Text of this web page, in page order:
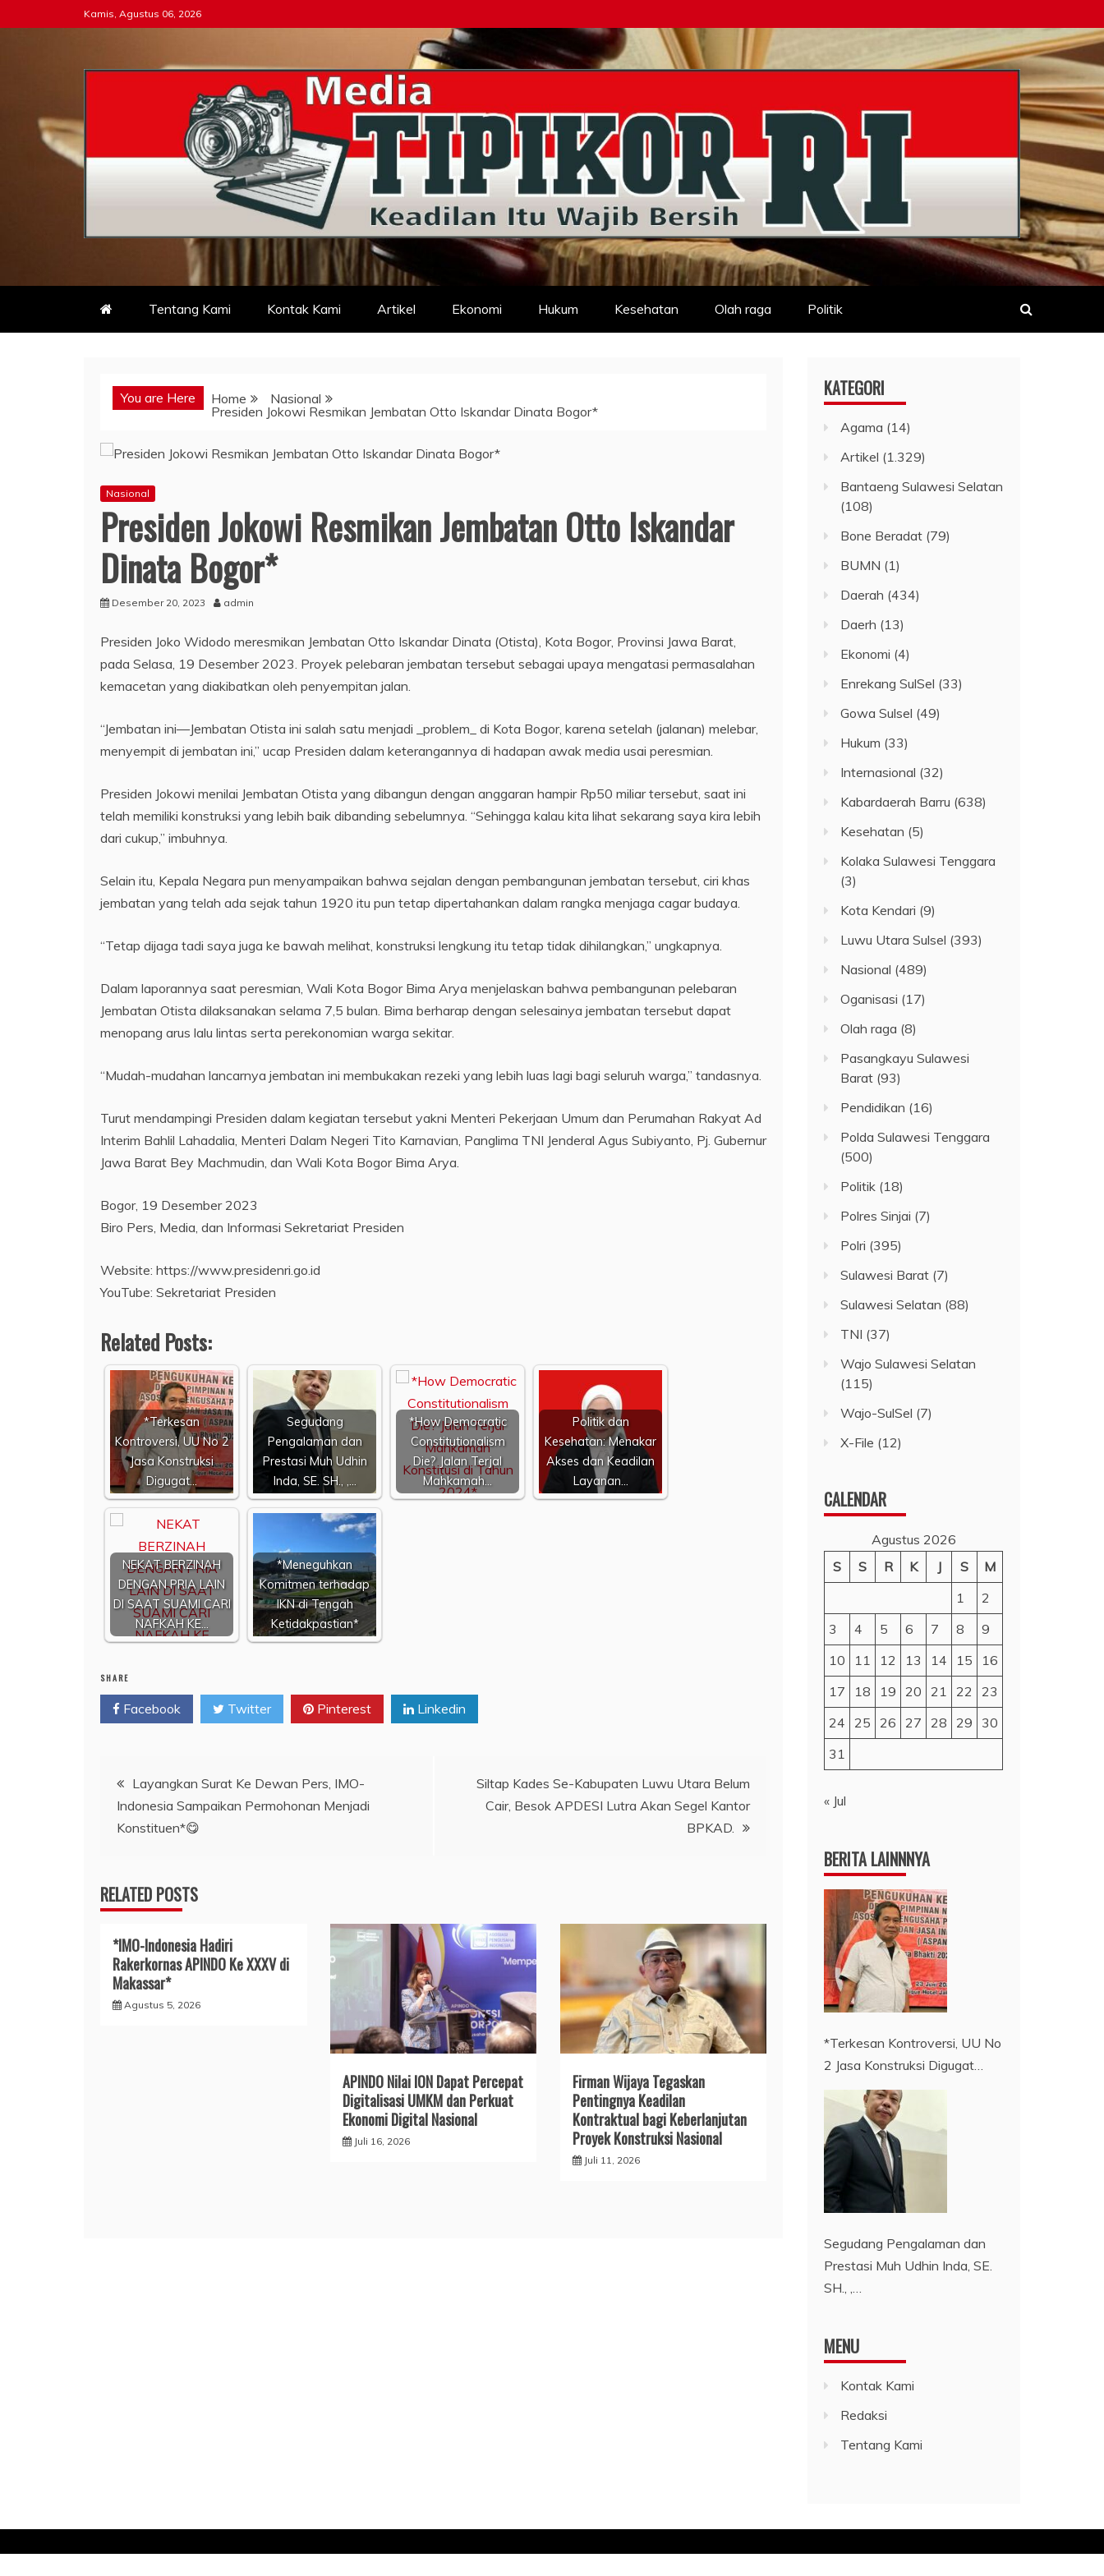
to
Kamis, Agustus 06, 2026
Tipikor-ri-online.my.id
Keadilan Itu Wajib Bersih
Tentang Kami Kontak Kami Artikel Ekonomi Hukum Kesehatan Olah raga Politik
You are Here Home
Nasional
Presiden Jokowi Resmikan Jembatan Otto Iskandar Dinata Bogor*
Nasional
Presiden Jokowi Resmikan Jembatan Otto Iskandar
Dinata Bogor*
Desember 20, 2023 admin
Presiden Joko Widodo meresmikan Jembatan Otto Iskandar Dinata (Otista), Kota Bogor, Provinsi Jawa Barat,
pada Selasa, 19 Desember 2023. Proyek pelebaran jembatan tersebut sebagai upaya mengatasi permasalahan
kemacetan yang diakibatkan oleh penyempitan jalan.
“Jembatan ini—Jembatan Otista ini salah satu menjadi _problem_ di Kota Bogor, karena setelah (jalanan) melebar,
menyempit di jembatan ini,” ucap Presiden dalam keterangannya di hadapan awak media usai peresmian.
Presiden Jokowi menilai Jembatan Otista yang dibangun dengan anggaran hampir Rp50 miliar tersebut, saat ini
telah memiliki konstruksi yang lebih baik dibanding sebelumnya. “Sehingga kalau kita lihat sekarang saya kira lebih
dari cukup,” imbuhnya.
Selain itu, Kepala Negara pun menyampaikan bahwa sejalan dengan pembangunan jembatan tersebut, ciri khas
jembatan yang telah ada sejak tahun 1920 itu pun tetap dipertahankan dalam rangka menjaga cagar budaya.
“Tetap dijaga tadi saya juga ke bawah melihat, konstruksi lengkung itu tetap tidak dihilangkan,” ungkapnya.
Dalam laporannya saat peresmian, Wali Kota Bogor Bima Arya menjelaskan bahwa pembangunan pelebaran
Jembatan Otista dilaksanakan selama 7,5 bulan. Bima berharap dengan selesainya jembatan tersebut dapat
menopang arus lalu lintas serta perekonomian warga sekitar.
“Mudah-mudahan lancarnya jembatan ini membukakan rezeki yang lebih luas lagi bagi seluruh warga,” tandasnya.
Turut mendampingi Presiden dalam kegiatan tersebut yakni Menteri Pekerjaan Umum dan Perumahan Rakyat Ad
Interim Bahlil Lahadalia, Menteri Dalam Negeri Tito Karnavian, Panglima TNI Jenderal Agus Subiyanto, Pj. Gubernur
Jawa Barat Bey Machmudin, dan Wali Kota Bogor Bima Arya.
Bogor, 19 Desember 2023
Biro Pers, Media, dan Informasi Sekretariat Presiden
Website: https://www.presidenri.go.id
YouTube: Sekretariat Presiden
Related Posts:
*Terkesan
Kontroversi, UU No 2
Jasa Konstruksi
Digugat…
Segudang
Pengalaman dan
Prestasi Muh Udhin
Inda, SE. SH., ,…
*How Democratic
Constitutionalism
Die? Jalan Terjal
Mahkamah…
Politik dan
Kesehatan: Menakar
Akses dan Keadilan
Layanan…
NEKAT BERZINAH
DENGAN PRIA LAIN
DI SAAT SUAMI CARI
NAFKAH KE…
*Meneguhkan
Komitmen terhadap
IKN di Tengah
Ketidakpastian*
SHARE
Facebook Twitter Pinterest Linkedin
Navigasi
pos
Layangkan Surat Ke Dewan Pers, IMO-
Indonesia Sampaikan Permohonan Menjadi
Konstituen*😋
Siltap Kades Se-Kabupaten Luwu Utara Belum
Cair, Besok APDESI Lutra Akan Segel Kantor
BPKAD.
RELATED POSTS
*IMO-Indonesia Hadiri
Rakerkornas APINDO Ke XXXV di
Makassar*
Agustus 5, 2026
APINDO Nilai ION Dapat Percepat
Digitalisasi UMKM dan Perkuat
Ekonomi Digital Nasional
Juli 16, 2026
Firman Wijaya Tegaskan
Pentingnya Keadilan
Kontraktual bagi Keberlanjutan
Proyek Konstruksi Nasional
Juli 11, 2026
KATEGORI
Agama (14)
Artikel (1.329)
Bantaeng Sulawesi Selatan
(108)
Bone Beradat (79)
BUMN (1)
Daerah (434)
Daerh (13)
Ekonomi (4)
Enrekang SulSel (33)
Gowa Sulsel (49)
Hukum (33)
Internasional (32)
Kabardaerah Barru (638)
Kesehatan (5)
Kolaka Sulawesi Tenggara
(3)
Kota Kendari (9)
Luwu Utara Sulsel (393)
Nasional (489)
Oganisasi (17)
Olah raga (8)
Pasangkayu Sulawesi
Barat (93)
Pendidikan (16)
Polda Sulawesi Tenggara
(500)
Politik (18)
Polres Sinjai (7)
Polri (395)
Sulawesi Barat (7)
Sulawesi Selatan (88)
TNI (37)
Wajo Sulawesi Selatan
(115)
Wajo-SulSel (7)
X-File (12)
CALENDAR
Agustus 2026
S
S R K J S
M
1
2
3
4 5 6 7 8
9
10
11 12 13 14 15
16
17
18 19 20 21 22
23
24
25 26 27 28 29
30
31
« Jul
BERITA LAINNNYA
*Terkesan Kontroversi, UU No
2 Jasa Konstruksi Digugat…
Segudang Pengalaman dan
Prestasi Muh Udhin Inda, SE.
SH., ,…
MENU
Kontak Kami
Redaksi
Tentang Kami